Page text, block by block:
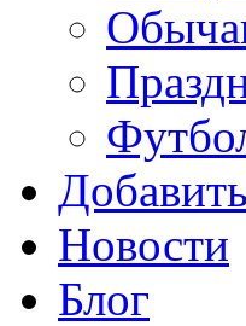
Новости
Блог